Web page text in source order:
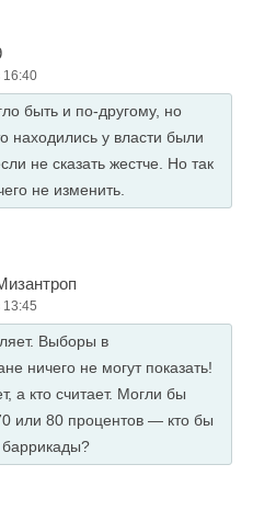
16:40
быть и по-другому, но
находились у власти были
не сказать жестче. Но так
не изменить.
13:45
Выборы в
ничего не могут показать!
а кто считает. Могли бы
или 80 процентов — кто бы